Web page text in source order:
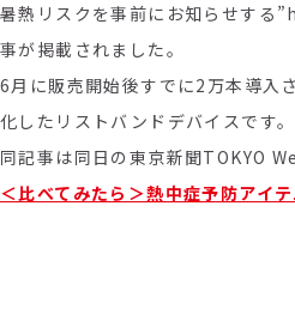
暑熱リスクを事前にお知らせす
事が掲載されました。
6月に販売開始後すでに2万本導入
化したリストバンドデバイスです。
同記事は同日の東京新聞TOKYO
＜比べてみたら＞熱中症予防アイテ